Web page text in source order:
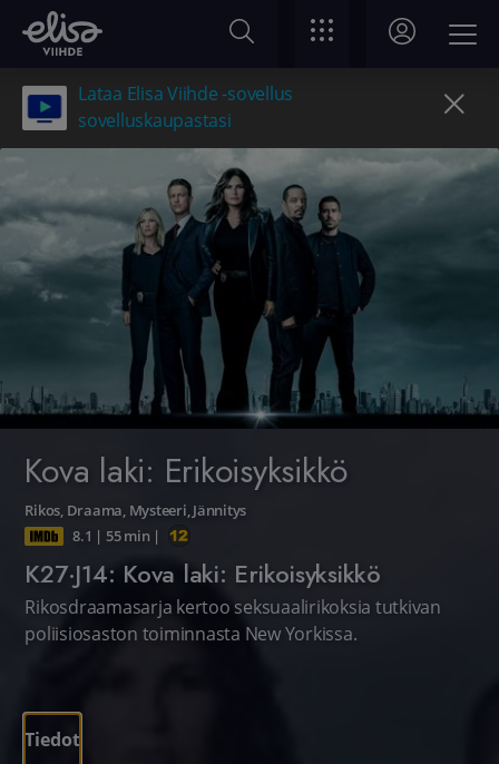
Lataa Elisa Viihde -sovellus
sovelluskaupastasi
Kova laki: Erikoisyksikkö
Rikos, Draama, Mysteeri,Jännitys
8.1 | 55 min |
K27·J14: Kova laki: Erikoisyksikkö
Rikosdraamasarja kertoo seksuaalirikoksia tutkivan
poliisiosaston toiminnasta New Yorkissa.
Tiedot